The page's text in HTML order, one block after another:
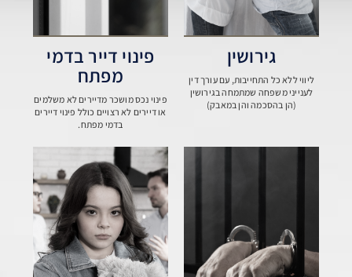
גירושין
ליווי ללא כל התחייבות, עם עורך דין
לענייני משפחה שמתמחה בגירושין
(הן בהסכמה והן במאבק)
פינוי דייר בדמי
מפתח
פינוי נכס מושכר מדיירים לא משלמים
או דיירים לא רצויים כולל פינוי דיירים
בדמי מפתח.